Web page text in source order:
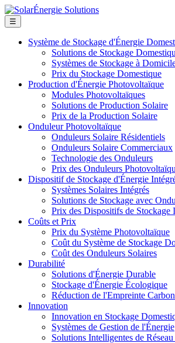
☰
Système de Stockage d'Énergie
Solutions de Stockage
Systèmes de Stockage à
Prix du Stockage Domestique
Production d'Énergie Photovoltaïque
Modules Photovoltaïques
Solutions de Production Solaire
Prix de la Production Solaire
Onduleur Photovoltaïque
Onduleurs Solaire Résidentiels
Onduleurs Solaire Commerciaux
Technologie des Onduleurs
Prix des Onduleurs
Dispositif de Stockage d'Énergie
Systèmes Solaires Intégrés
Solutions de Stockage avec
Prix des Dispositifs de Stockage
Coûts et Prix
Prix du Système Photovoltaïque
Coût du Système de Stockage
Coût des Onduleurs Solaires
Durabilité
Solutions d'Énergie Durable
Stockage d'Énergie Écologique
Réduction de l'Empreinte
Innovation
Innovation en Stockage
Systèmes de Gestion de l'Énergie
Solutions Intelligentes de